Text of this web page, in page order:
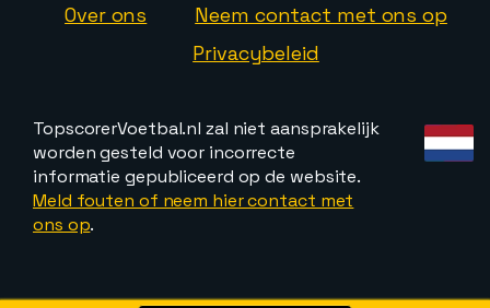
Over ons
Neem contact met ons op
Privacybeleid
TopscorerVoetbal.nl zal niet aansprakelijk
worden gesteld voor incorrecte
informatie gepubliceerd op de website.
Meld fouten of neem hier contact met
ons op.